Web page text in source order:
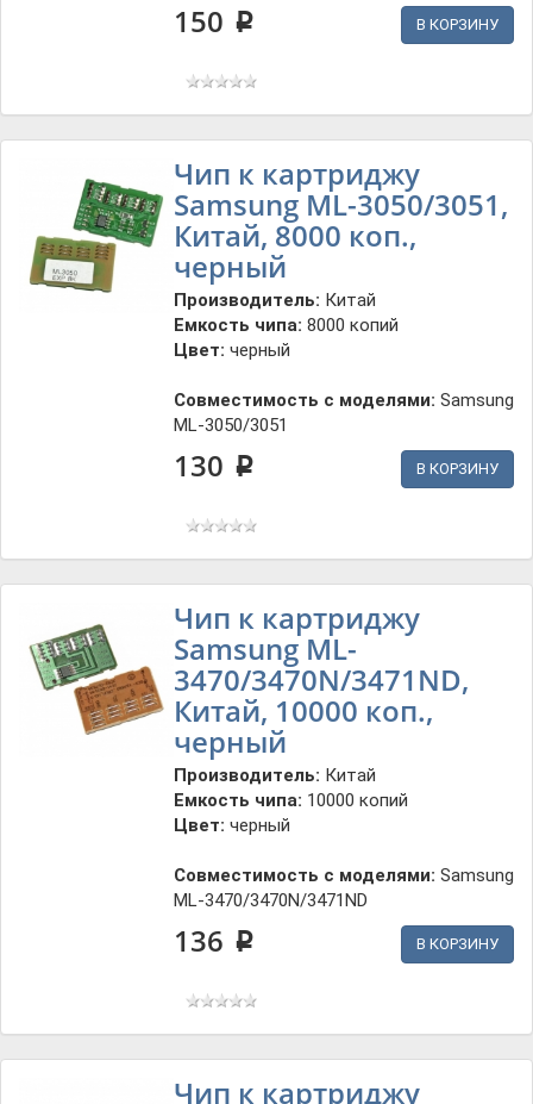
150 p В КОРЗИНУ
Чип к картриджу
Samsung ML-3050/3051,
Китай, 8000 коп.,
черный
Производитель: Китай
Емкость чипа: 8000 копий
Цвет: черный
Совместимость с моделями: Samsung
ML-3050/3051
130 p В КОРЗИНУ
Чип к картриджу
Samsung ML-
3470/3470N/3471ND,
Китай, 10000 коп.,
черный
Производитель: Китай
Емкость чипа: 10000 копий
Цвет: черный
Совместимость с моделями: Samsung
ML-3470/3470N/3471ND
136 p В КОРЗИНУ
Чип к картриджу